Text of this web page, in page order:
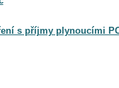
s příjmy plynoucími